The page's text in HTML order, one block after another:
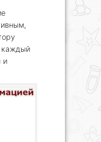
каждый
и